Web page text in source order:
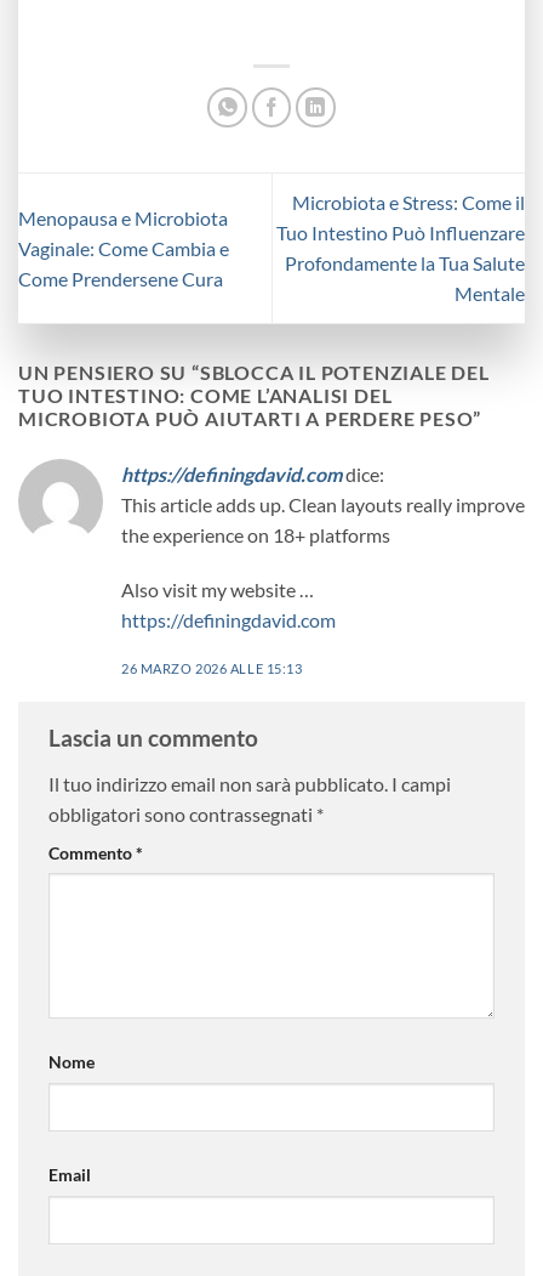
Menopausa e Microbiota
Vaginale: Come Cambia e
Come Prendersene Cura
Microbiota e Stress: Come il
Tuo Intestino Può Influenzare
Profondamente la Tua Salute
Mentale
UN PENSIERO SU “SBLOCCA IL POTENZIALE DEL
TUO INTESTINO: COME L’ANALISI DEL
MICROBIOTA PUÒ AIUTARTI A PERDERE PESO”
https://definingdavid.comdice:
This article adds up. Clean layouts really improve
the experience on 18+ platforms
Also visit my website …
https://definingdavid.com
26 MARZO 2026 ALLE 15:13
Lascia un commento
Il tuo indirizzo email non sarà pubblicato. I campi
obbligatori sono contrassegnati *
Commento*
Nome
Email